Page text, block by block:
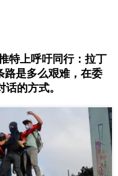
特上呼吁同行：拉丁
路是多么艰难，在委
的方式。